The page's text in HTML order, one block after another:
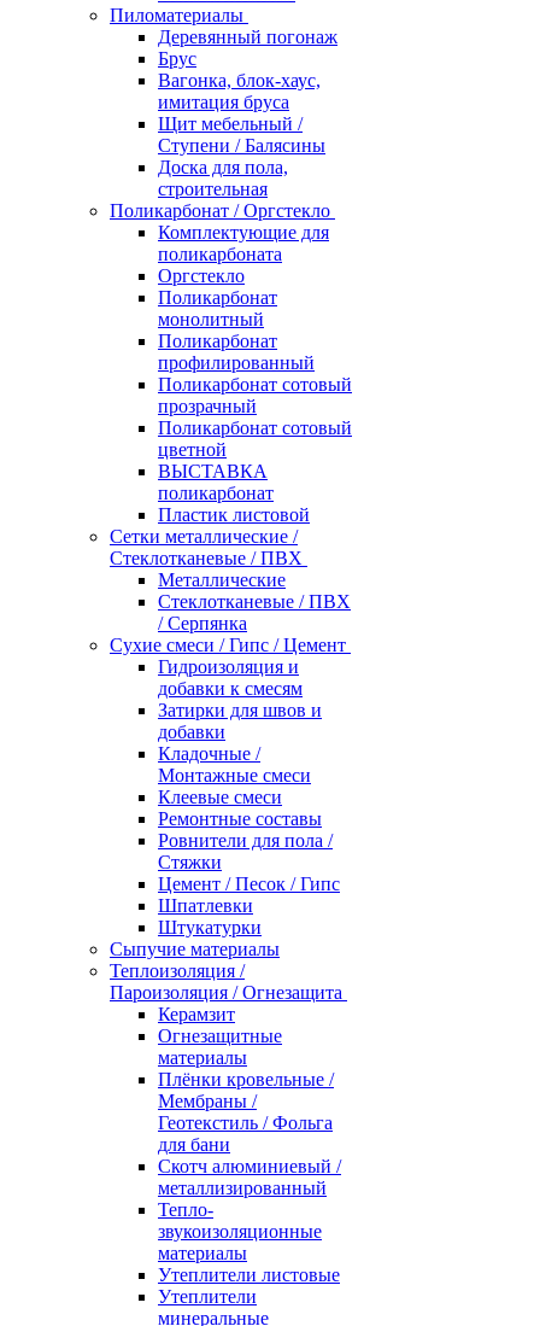
Пиломатериалы
Деревянный погонаж
Брус
Вагонка, блок-хаус,
имитация бруса
Щит мебельный /
Ступени / Балясины
Доска для пола,
строительная
Поликарбонат / Оргстекло
Комплектующие для
поликарбоната
Оргстекло
Поликарбонат
монолитный
Поликарбонат
профилированный
Поликарбонат сотовый
прозрачный
Поликарбонат сотовый
цветной
ВЫСТАВКА
поликарбонат
Пластик листовой
Сетки металлические /
Стеклотканевые / ПВХ
Металлические
Стеклотканевые / ПВХ
/ Серпянка
Сухие смеси / Гипс / Цемент
Гидроизоляция и
добавки к смесям
Затирки для швов и
добавки
Кладочные /
Монтажные смеси
Клеевые смеси
Ремонтные составы
Ровнители для пола /
Стяжки
Цемент / Песок / Гипс
Шпатлевки
Штукатурки
Сыпучие материалы
Теплоизоляция /
Пароизоляция / Огнезащита
Керамзит
Огнезащитные
материалы
Плёнки кровельные /
Мембраны /
Геотекстиль / Фольга
для бани
Скотч алюминиевый /
металлизированный
Тепло-
звукоизоляционные
материалы
Утеплители листовые
Утеплители
минеральные